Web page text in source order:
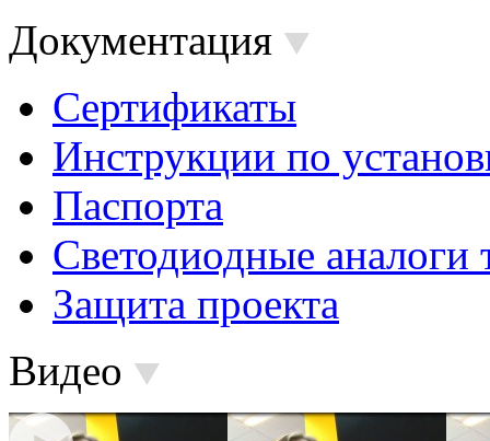
Документация
Сертификаты
Инструкции по
Паспорта
Светодиодные аналоги
Защита проекта
Видео